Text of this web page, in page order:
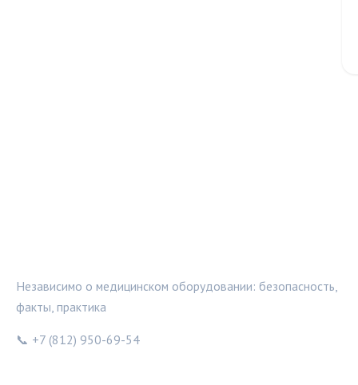
Независимо о медицинском оборудовании: безопасность,
факты, практика
📞 +7 (812) 950-69-54